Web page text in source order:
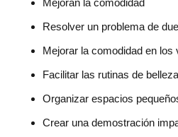
Mejoran la comodidad
Resolver un problema de
Mejorar la comodidad en los
Facilitar las rutinas de belleza
Organizar espacios
Crear una demostración